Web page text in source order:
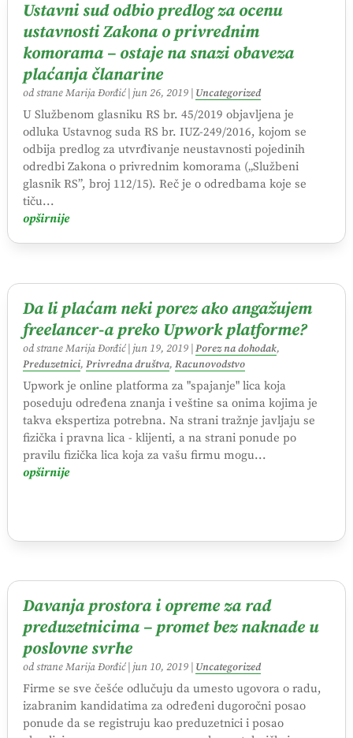
Ustavni sud odbio predlog za ocenu
ustavnosti Zakona o privrednim
komorama – ostaje na snazi obaveza
plaćanja članarine
od straneMarija Đorđić| jun 26, 2019| Uncategorized
U Službenom glasniku RS br. 45/2019 objavljena je
odluka Ustavnog suda RS br. IUZ-249/2016, kojom se
odbija predlog za utvrđivanje neustavnosti pojedinih
odredbi Zakona o privrednim komorama („Službeni
glasnik RS”, broj 112/15). Reč je o odredbama koje se
tiču...
opširnije
Da li plaćam neki porez ako angažujem
freelancer-a preko Upwork platforme?
od straneMarija Đorđić| jun 19, 2019| Porez na dohodak,
Preduzetnici, Privredna društva, Racunovodstvo
Upwork je online platforma za "spajanje" lica koja
poseduju određena znanja i veštine sa onima kojima je
takva ekspertiza potrebna. Na strani tražnje javljaju se
fizička i pravna lica - klijenti, a na strani ponude po
pravilu fizička lica koja za vašu firmu mogu...
opširnije
Davanja prostora i opreme za rad
preduzetnicima – promet bez naknade u
poslovne svrhe
od straneMarija Đorđić| jun 10, 2019| Uncategorized
Firme se sve češće odlučuju da umesto ugovora o radu,
izabranim kandidatima za određeni dugoročni posao
ponude da se registruju kao preduzetnici i posao